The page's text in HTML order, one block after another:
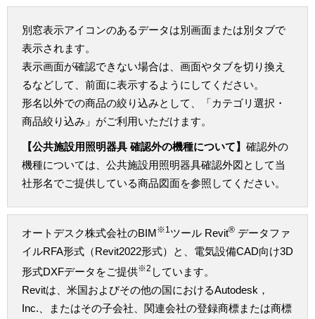
別窓表示アイコンのあるデータは別画面または別タブで
表示されます。
表示画面が確認できない場合は、画面やタブを切り換え
るなどして、前面に表示するようにしてください。
形名以外での商品の絞り込みとして、「カテゴリ選択・
商品絞り込み」がご利用いただけます。
【公共施設用照明器具 確認外の機種について】 確認外の
機種については、公共施設用照明器具確認外図として当
社形名でご提供している商品図面を参照してください。
オートデスク株式会社のBIM※1 ツール Revit® データファ
イルRFA形式（Revit2022形式）と、電気設備CAD向け3D
形式DXFデータをご提供※2 しています。
Revitは、米国およびその他の国におけるAutodesk，
Inc.、またはその子会社、関連会社の登録商標または商標